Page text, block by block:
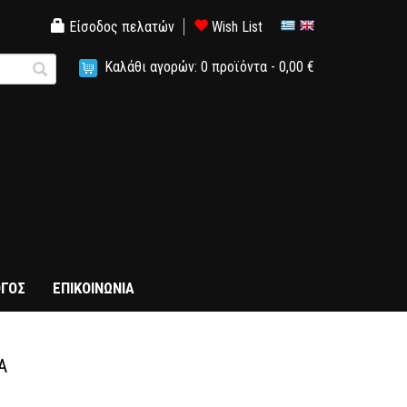
Είσοδος πελατών Wish List
Καλάθι αγορών: 0 προϊόντα - 0,00 €
ΕΠΙΚΟΙΝΩΝΙΑ